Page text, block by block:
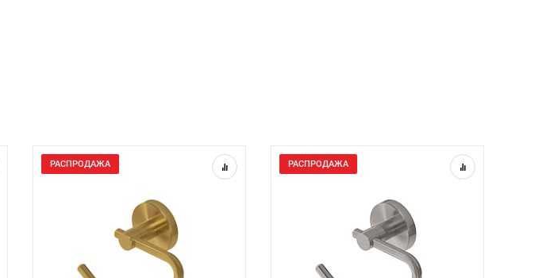
РАСПРОДАЖА РАСПРОДАЖА